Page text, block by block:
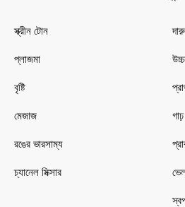
স্ক্রীন টোন
প্লাজমা
বৃষ্টি
মেজাজ
রঙের ভারসাম্য
চ্যানেল মিক্সার